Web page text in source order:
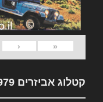
«
‹
קטלוג אביזרים 1979 Jeep